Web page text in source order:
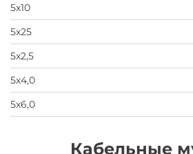
5х10
5х25
5х2,5
5х4,0
5х6,0
Кабельные